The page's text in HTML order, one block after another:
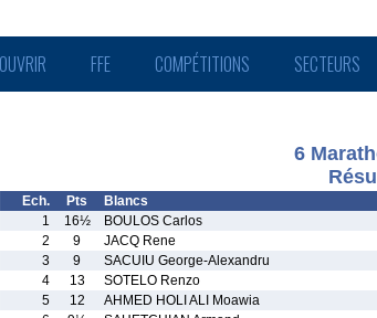
FFE COMPÉTITIONS SECTEURS
6
Ech. Pts Blancs
1
16½ BOULOS Carlos
2
9 JACQ Rene
3
9 SACUIU George-Alexandru
4
13 SOTELO Renzo
5
12 AHMED HOLI ALI Moawia